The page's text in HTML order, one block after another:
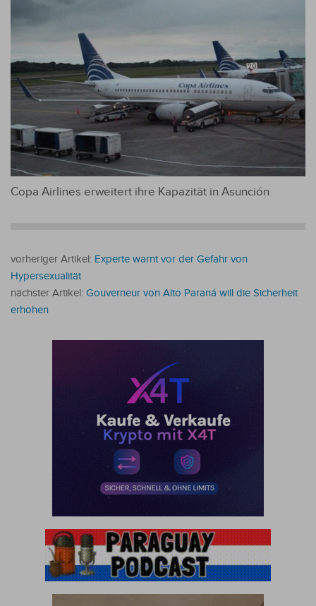
Copa Airlines erweitert ihre Kapazität in Asunción
vorheriger Artikel: Experte warnt vor der Gefahr von
Hypersexualität
nächster Artikel: Gouverneur von Alto Paraná will die Sicherheit
erhöhen